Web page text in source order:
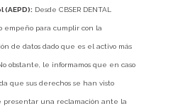
(AEPD): Desde CBSER DENTAL
empeño para cumplir con la
de datos dado que es el activo más
obstante, le informamos que en caso
que sus derechos se han visto
presentar una reclamación ante la